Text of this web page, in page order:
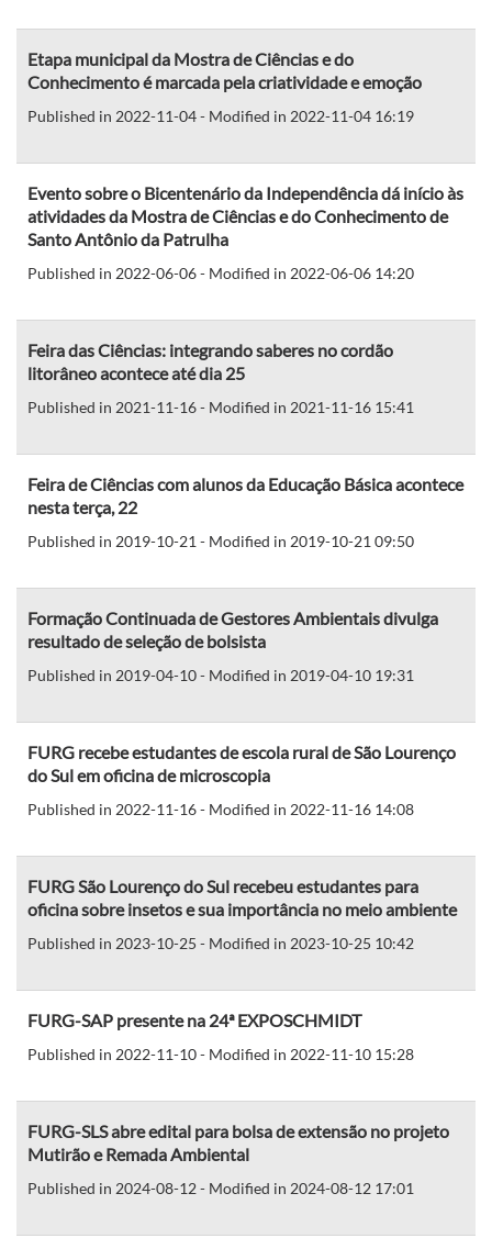
Etapa municipal da Mostra de Ciências e do
Conhecimento é marcada pela criatividade e emoção
Published in 2022-11-04 - Modified in 2022-11-04 16:19
Evento sobre o Bicentenário da Independência dá início às
atividades da Mostra de Ciências e do Conhecimento de
Santo Antônio da Patrulha
Published in 2022-06-06 - Modified in 2022-06-06 14:20
Feira das Ciências: integrando saberes no cordão
litorâneo acontece até dia 25
Published in 2021-11-16 - Modified in 2021-11-16 15:41
Feira de Ciências com alunos da Educação Básica acontece
nesta terça, 22
Published in 2019-10-21 - Modified in 2019-10-21 09:50
Formação Continuada de Gestores Ambientais divulga
resultado de seleção de bolsista
Published in 2019-04-10 - Modified in 2019-04-10 19:31
FURG recebe estudantes de escola rural de São Lourenço
do Sul em oficina de microscopia
Published in 2022-11-16 - Modified in 2022-11-16 14:08
FURG São Lourenço do Sul recebeu estudantes para
oficina sobre insetos e sua importância no meio ambiente
Published in 2023-10-25 - Modified in 2023-10-25 10:42
FURG-SAP presente na 24ª EXPOSCHMIDT
Published in 2022-11-10 - Modified in 2022-11-10 15:28
FURG-SLS abre edital para bolsa de extensão no projeto
Mutirão e Remada Ambiental
Published in 2024-08-12 - Modified in 2024-08-12 17:01